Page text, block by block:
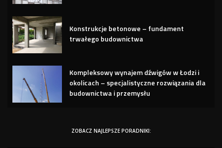
Konstrukcje betonowe – fundament
trwałego budownictwa
Kompleksowy wynajem dźwigów w Łodzi i
okolicach – specjalistyczne rozwiązania dla
budownictwa i przemysłu
ZOBACZ NAJLEPSZE PORADNIKI: